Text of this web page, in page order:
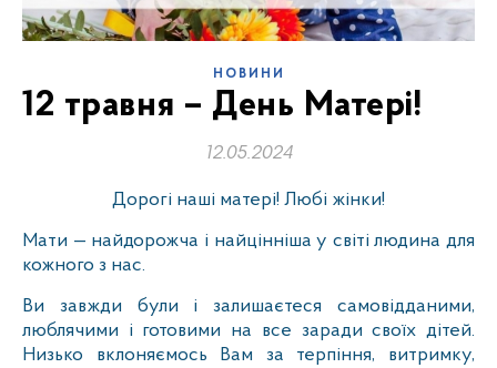
НОВИНИ
12 травня – День Матері!
12.05.2024
Дорогі наші матері! Любі жінки!
Мати — найдорожча і найцінніша у світі людина для
кожного з нас.
Ви завжди були і залишаєтеся самовідданими,
люблячими і готовими на все заради своїх дітей.
Низько вклоняємось Вам за терпіння, витримку,